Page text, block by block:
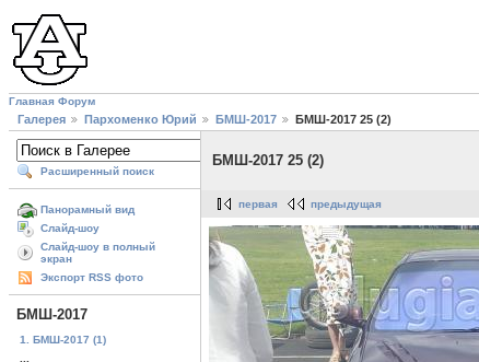
Главная Форум
Галерея Пархоменко Юрий БМШ-2017 БМШ-2017 25 (2)
Расширенный поиск
Панорамный вид
Слайд-шоу
Слайд-шоу в полный
экран
Экспорт RSS фото
БМШ-2017
1. БМШ-2017 (1)
БМШ-2017 25 (2)
первая предыдущая